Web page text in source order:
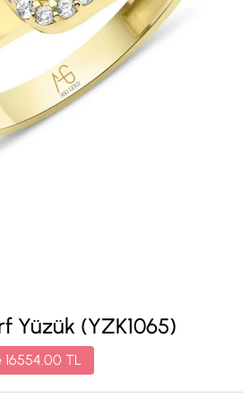
Yüzük (YZK1065)
16554.00 TL